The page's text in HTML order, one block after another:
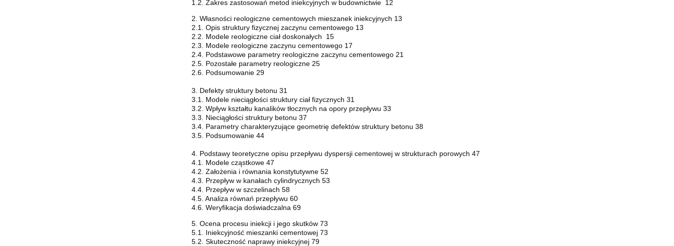
1.2. Zakres zastosowań metod iniekcyjnych w budownictwie 12
2. Własności reologiczne cementowych mieszanek iniekcyjnych 13
2.1. Opis struktury fizycznej zaczynu cementowego 13
2.2. Modele reologiczne ciał doskonałych 15
2.3. Modele reologiczne zaczynu cementowego 17
2.4. Podstawowe parametry reologiczne zaczynu cementowego 21
2.5. Pozostałe parametry reologiczne 25
2.6. Podsumowanie 29
3. Defekty struktury betonu 31
3.1. Modele nieciągłości struktury ciał fizycznych 31
3.2. Wpływ kształtu kanalików tłocznych na opory przepływu 33
3.3. Nieciągłości struktury betonu 37
3.4. Parametry charakteryzujące geometrię defektów struktury betonu 38
3.5. Podsumowanie 44
4. Podstawy teoretyczne opisu przepływu dyspersji cementowej w strukturach porowych 47
4.1. Modele cząstkowe 47
4.2. Założenia i równania konstytutywne 52
4.3. Przepływ w kanałach cylindrycznych 53
4.4. Przepływ w szczelinach 58
4.5. Analiza równań przepływu 60
4.6. Weryfikacja doświadczalna 69
5. Ocena procesu iniekcji i jego skutków 73
5.1. Iniekcyjność mieszanki cementowej 73
5.2. Skuteczność naprawy iniekcyjnej 79